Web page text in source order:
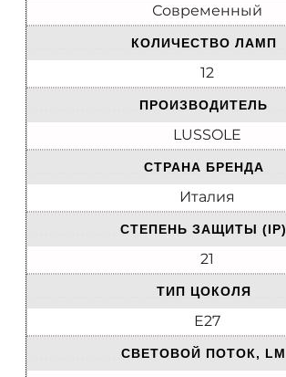
Современный
КОЛИЧЕСТВО ЛАМП
12
ПРОИЗВОДИТЕЛЬ
LUSSOLE
СТРАНА БРЕНДА
Италия
СТЕПЕНЬ ЗАЩИТЫ (IP)
21
ТИП ЦОКОЛЯ
E27
СВЕТОВОЙ ПОТОК, LM